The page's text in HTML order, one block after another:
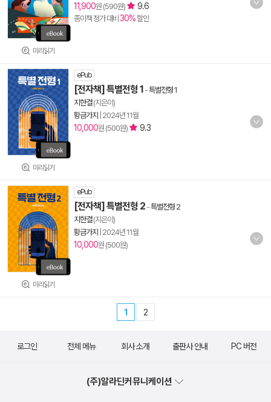
미리읽기
11,900원 (590원) 9.6
종이책 정가 대비 30%할인
미리읽기
ePub
[전자책] 특별전형 1 -특별전형 1
지한결(지은이)
황금가지
2024년 11월
10,000원 (500원) 9.3
미리읽기
ePub
[전자책] 특별전형 2 -특별전형 2
지한결(지은이)
황금가지
2024년 11월
10,000원 (500원)
1 2
로그인 전체 메뉴 회사 소개 출판사 안내 PC 버전
(주)알라딘커뮤니케이션